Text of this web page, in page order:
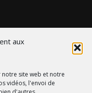
aux
site web et notre
vidéos, l'envoi de
44600 Saint-Nazaire